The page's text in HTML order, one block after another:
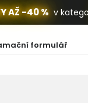
AŽ -40 % v
formulář